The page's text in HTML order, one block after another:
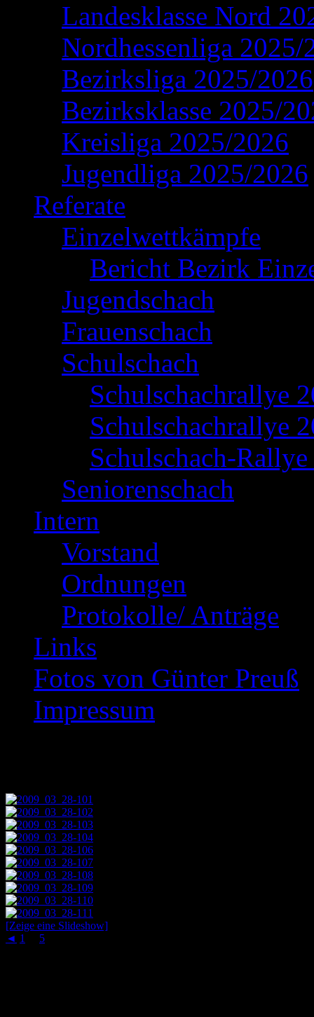
Landesklasse Nord
Nordhessenliga 2025/
Bezirksliga 2025/2026
Bezirksklasse 2025/
Kreisliga 2025/2026
Jugendliga 2025/2026
Referate
Einzelwettkämpfe
Bericht Bezirk
Jugendschach
Frauenschach
Schulschach
Schulschachrallye
Schulschachrallye
Schulschach-
Seniorenschach
Intern
Vorstand
Ordnungen
Protokolle/ Anträge
Links
Fotos von Günter Preuß
Impressum
[Zeige eine Slideshow]
◄ 1 5